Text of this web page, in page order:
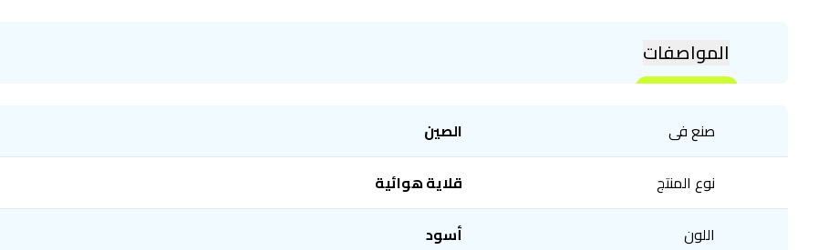
المواصفات
صنع فى
الصين
نوع المنتج
قلاية هوائية
اللون
أسود